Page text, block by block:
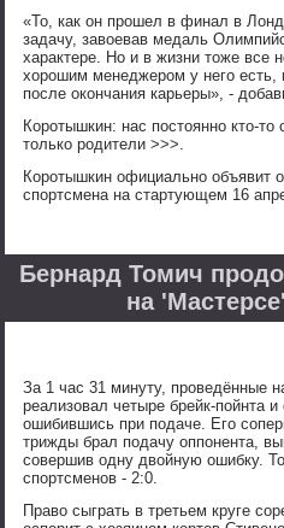
«То, как он прошел в финал в
задачу, завоевав медаль
характере. Но и в жизни тоже все
хорошим менеджером у него
после окончания карьеры», -
Коротышкин: нас постоянно кто-то
только родители >>>.
Коротышкин официально объявит
спортсмена на стартующем 16
Бернард Томич
на
За 1 час 31 минуту, проведённые
реализовал четыре брейк-пойнта
ошибившись при подаче. Его
трижды брал подачу оппонента,
совершив одну двойную ошибку.
спортсменов - 2:0.
Право сыграть в третьем круге